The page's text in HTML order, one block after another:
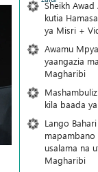
Sheikh
kutia
ya Misri +
Awamu
yaangazia
Magharibi
kila baada
Lango
usalama na
Magharibi